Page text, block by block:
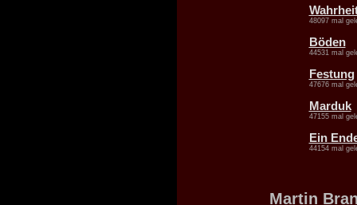
48097 mal
Böden
44531 mal
Festung
47676 mal
Marduk
47155 mal
Ein
44154 mal
Martin